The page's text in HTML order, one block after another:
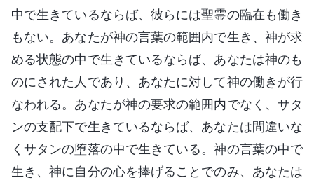
中で生きているならば、彼らには聖霊の臨在も働き
もない。あなたが神の言葉の範囲内で生き、神が求
める状態の中で生きているならば、あなたは神のも
のにされた人であり、あなたに対して神の働きが行
なわれる。あなたが神の要求の範囲内でなく、サタ
ンの支配下で生きているならば、あなたは間違いな
くサタンの堕落の中で生きている。神の言葉の中で
生き、神に自分の心を捧げることでのみ、あなたは